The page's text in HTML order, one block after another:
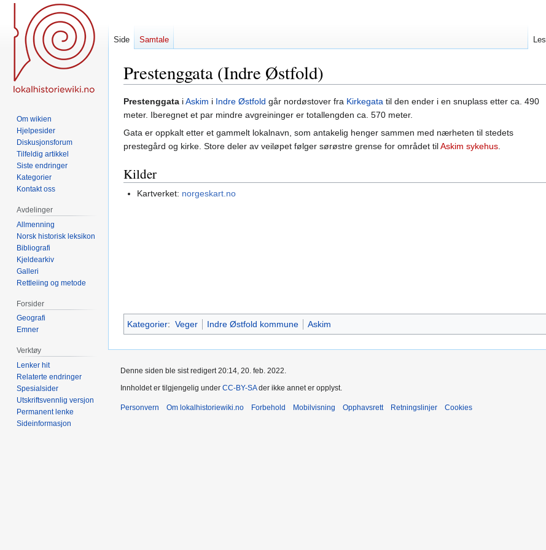
Prestenggata (Indre Østfold)
Hopp
til
navigering
Hopp
til
søk
Prestenggata iAskim i Indre Østfold går nordøstover fra Kirkegata til den ender i en snuplass etter ca. 490
meter. Iberegnet et par mindre avgreininger er totallengden ca. 570 meter.
Gata er oppkalt etter et gammelt lokalnavn, som antakelig henger sammen med nærheten til stedets
prestegård og kirke. Store deler av veiløpet følger sørøstre grense for området tilAskim sykehus.
Kilder
Kartverket: norgeskart.no
Kategorier: Veger Indre Østfold kommune Askim
Side Samtale Les
Om wikien
Hjelpesider
Diskusjonsforum
Tilfeldig artikkel
Siste endringer
Kategorier
Kontakt oss
Avdelinger
Allmenning
Norsk historisk leksikon
Bibliografi
Kjeldearkiv
Galleri
Rettleiing og metode
Forsider
Geografi
Emner
Verktøy
Lenker hit
Relaterte endringer
Spesialsider
Utskriftsvennlig versjon
Permanent lenke
Sideinformasjon
Denne siden ble sist redigert 20:14, 20. feb. 2022.
Innholdet er tilgjengelig under CC-BY-SAder ikke annet er opplyst.
Personvern Om lokalhistoriewiki.no Forbehold Mobilvisning Opphavsrett Retningslinjer Cookies